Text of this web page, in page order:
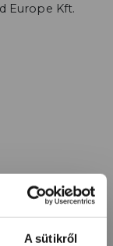
A sütikről
Europe Kft.